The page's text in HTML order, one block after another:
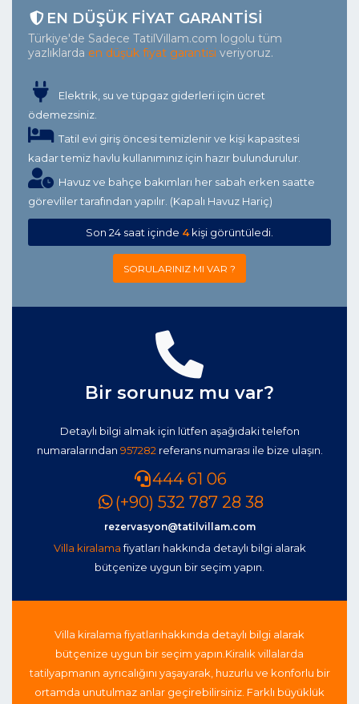
EN DÜŞÜK FIYAT GARANTISI
Türkiye'de Sadece TatilVillam.com logolu tüm
yazlıklarda en düşük fiyat garantisi veriyoruz.
Elektrik, su ve tüpgaz giderleri için ücret
ödemezsiniz.
Tatil evi giriş öncesi temizlenir ve kişi kapasitesi
kadar temiz havlu kullanımınız için hazır bulundurulur.
Havuz ve bahçe bakımları her sabah erken saatte
görevliler tarafından yapılır. (Kapalı Havuz Hariç)
Son 24 saat içinde 4kişi görüntüledi.
SORULARINIZ MI VAR ?
Bir sorunuz mu var?
Detaylı bilgi almak için lütfen aşağıdaki telefon
numaralarından 957282referans numarası ile bize ulaşın.
444 61 06
(+90) 532 787 28 38
rezervasyon@tatilvillam.com
Villa kiralamafiyatları hakkında detaylı bilgi alarak
bütçenize uygun bir seçim yapın.
Villa kiralama fiyatlarıhakkında detaylı bilgi alarak
bütçenize uygun bir seçim yapın.Kiralık villalarda
tatilyapmanın ayrıcalığını yaşayarak, huzurlu ve konforlu bir
ortamda unutulmaz anlar geçirebilirsiniz. Farklı büyüklük